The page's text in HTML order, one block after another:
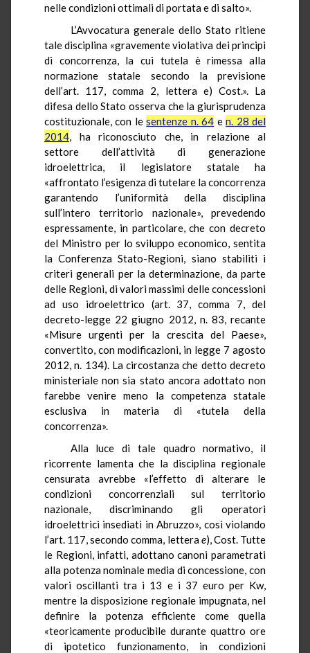
nelle condizioni ottimali di portata e di salto».
L’Avvocatura generale dello Stato ritiene
tale disciplina «gravementeviolativa dei principi
di concorrenza, la cui tutela è rimessa alla
normazione statale secondo la previsione
dell’art. 117, comma 2, lettera e) Cost.». La
difesa dello Stato osserva che la giurisprudenza
costituzionale, con lesentenze n. 64 en. 28 del
2014, ha riconosciuto che, in relazione al
settore dell’attività di generazione
idroelettrica, il legislatore statale ha
«affrontato l’esigenza di tutelare la concorrenza
garantendo l’uniformità della disciplina
sull’intero territorio nazionale», prevedendo
espressamente, in particolare, che con decreto
del Ministro per lo sviluppo economico, sentita
la Conferenza Stato-Regioni, siano stabiliti i
criteri generali per la determinazione, da parte
delle Regioni, di valori massimi delle concessioni
ad uso idroelettrico (art. 37, comma 7, del
decreto-legge 22 giugno 2012, n. 83, recante
«Misure urgenti per la crescita del Paese»,
convertito, con modificazioni, in legge 7 agosto
2012, n. 134). La circostanza che detto decreto
ministeriale non sia stato ancora adottato non
farebbe venire meno la competenza statale
esclusiva in materia di «tutela della
concorrenza».
Alla luce di tale quadro normativo, il
ricorrente lamenta che la disciplina regionale
censurata avrebbe «l’effetto di alterare le
condizioni concorrenziali sul territorio
nazionale, discriminando gli operatori
idroelettrici insediati in Abruzzo», così violando
l’art. 117, secondo comma, letterae), Cost. Tutte
le Regioni, infatti, adottano canoni parametrati
alla potenza nominale media di concessione, con
valori oscillanti tra i 13 e i 37 euro per Kw,
mentre la disposizione regionale impugnata, nel
definire la potenza efficiente come quella
«teoricamente producibile durante quattro ore
di ipotetico funzionamento, in condizioni